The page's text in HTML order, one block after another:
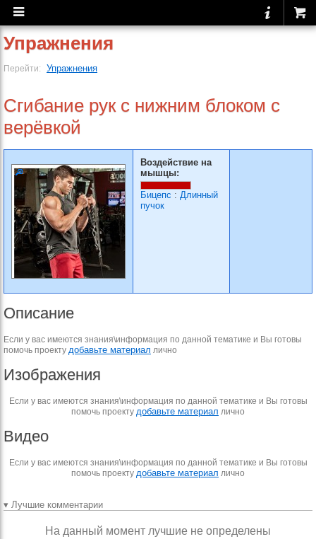
Упражнения
Перейти: Упражнения
Сгибание рук с нижним блоком с
верёвкой
Воздействие на
мышцы:
Бицепс : Длинный
пучок
Описание
Если у вас имеются знания\информация по данной тематике и Вы готовы
помочь проекту добавьте материал лично
Изображения
Если у вас имеются знания\информация по данной тематике и Вы готовы
помочь проекту добавьте материал лично
Видео
Если у вас имеются знания\информация по данной тематике и Вы готовы
помочь проекту добавьте материал лично
▾ Лучшие комментарии
На данный момент лучшие не определены